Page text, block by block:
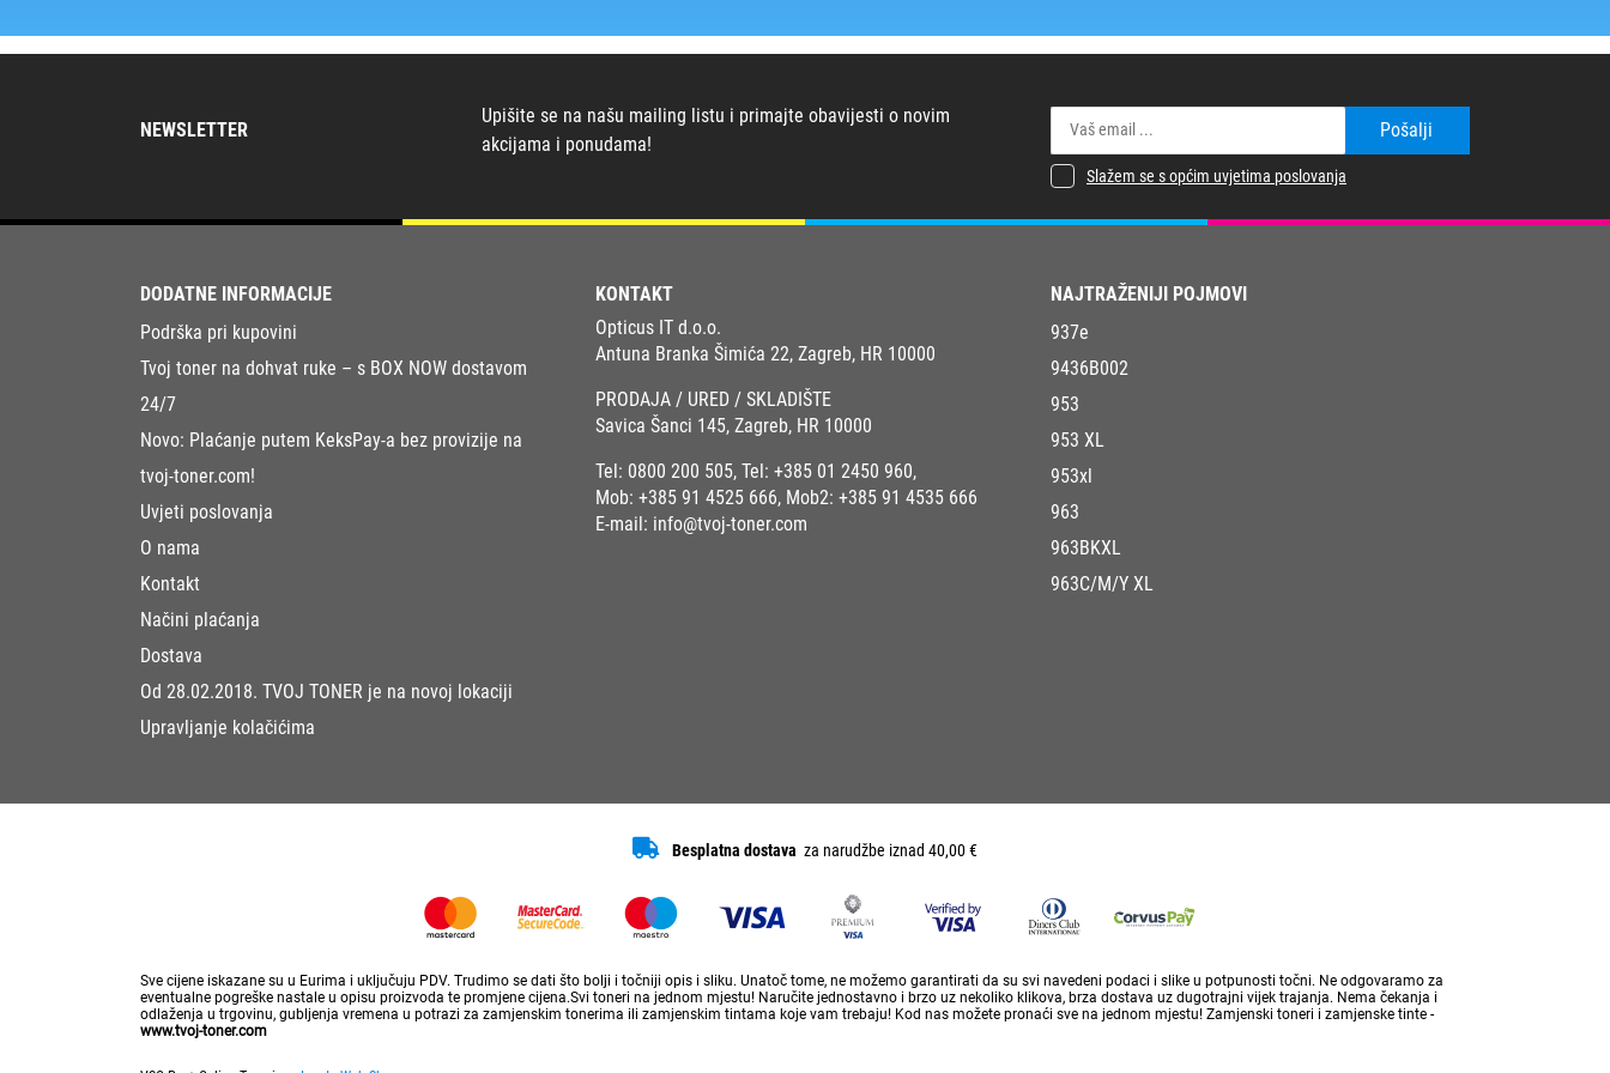
NEWSLETTER
Upišite se na našu mailing listu i primajte obavijesti o novim
akcijama i ponudama!
Pošalji
Slažem se s općim uvjetima poslovanja
DODATNE INFORMACIJE
Podrška pri kupovini
Tvoj toner na dohvat ruke – s BOX NOW dostavom
24/7
Novo: Plaćanje putem KeksPay-a bez provizije na
tvoj-toner.com!
Uvjeti poslovanja
O nama
Kontakt
Načini plaćanja
Dostava
Od 28.02.2018. TVOJ TONER je na novoj lokaciji
Upravljanje kolačićima
KONTAKT
Opticus IT d.o.o.
Antuna Branka Šimića 22, Zagreb, HR 10000
PRODAJA / URED / SKLADIŠTE
Savica Šanci 145, Zagreb, HR 10000
Tel: 0800 200 505, Tel: +385 01 2450 960,
Mob: +385 91 4525 666, Mob2: +385 91 4535 666
E-mail: info@tvoj-toner.com
NAJTRAŽENIJI POJMOVI
937e
9436B002
953
953 XL
953xl
963
963BKXL
963C/M/Y XL
Besplatna dostava za narudžbe iznad 40,00 €
Sve cijene iskazane su u Eurima i uključuju PDV. Trudimo se dati što bolji i točniji opis i sliku. Unatoč tome, ne možemo garantirati da su svi navedeni podaci i slike u potpunosti točni. Ne odgovaramo za
eventualne pogreške nastale u opisu proizvoda te promjene cijena.Svi toneri na jednom mjestu! Naručite jednostavno i brzo uz nekoliko klikova, brza dostava uz dugotrajni vijek trajanja. Nema čekanja i
odlaženja u trgovinu, gubljenja vremena u potrazi za zamjenskim tonerima ili zamjenskim tintama koje vam trebaju! Kod nas možete pronaći sve na jednom mjestu! Zamjenski toneri i zamjenske tinte -
www.tvoj-toner.com